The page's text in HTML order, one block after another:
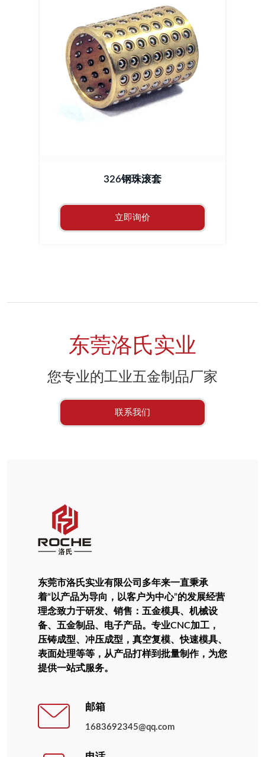
326钢珠滚套
立即询价
东莞洛氏实业
您专业的工业五金制品厂家
联系我们
东莞市洛氏实业有限公司多年来一直秉承
着“以产品为导向，以客户为中心”的发展经营
理念致力于研发、销售：五金模具、机械设
备、五金制品、电子产品。专业CNC加工，
压铸成型、冲压成型，真空复模、快速模具、
表面处理等等，从产品打样到批量制作，为您
提供一站式服务。
邮箱
1683692345@qq.com